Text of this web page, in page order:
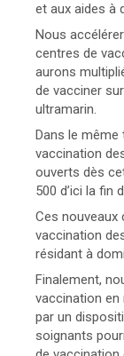
et aux aides à
Nous
centres de
aurons
de vacciner
ultramarin.
Dans le
vaccination
ouverts dès
500 d’ici la fin
Ces
vaccination
résidant à
Finalement,
vaccination en
par un
soignants